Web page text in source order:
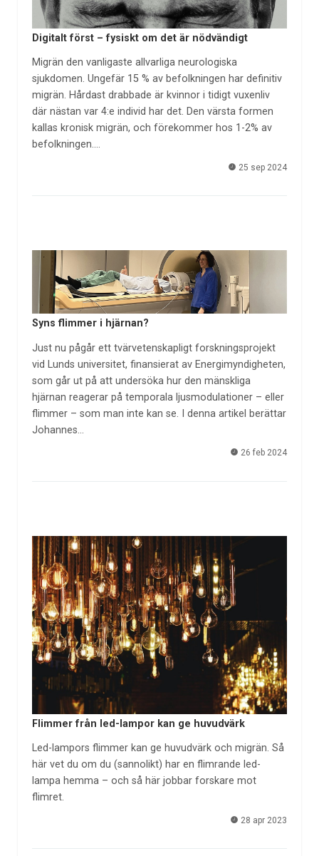
Digitalt först – fysiskt om det är nödvändigt
Migrän den vanligaste allvarliga neurologiska
sjukdomen. Ungefär 15 % av befolkningen har definitiv
migrän. Hårdast drabbade är kvinnor i tidigt vuxenliv
där nästan var 4:e individ har det. Den värsta formen
kallas kronisk migrän, och förekommer hos 1-2% av
befolkningen.…
25 sep 2024
Syns flimmer i hjärnan?
Just nu pågår ett tvärvetenskapligt forskningsprojekt
vid Lunds universitet, finansierat av Energimyndigheten,
som går ut på att undersöka hur den mänskliga
hjärnan reagerar på temporala ljusmodulationer – eller
flimmer – som man inte kan se. I denna artikel berättar
Johannes…
26 feb 2024
Flimmer från led-lampor kan ge huvudvärk
Led-lampors flimmer kan ge huvudvärk och migrän. Så
här vet du om du (sannolikt) har en flimrande led-
lampa hemma – och så här jobbar forskare mot
flimret.
28 apr 2023